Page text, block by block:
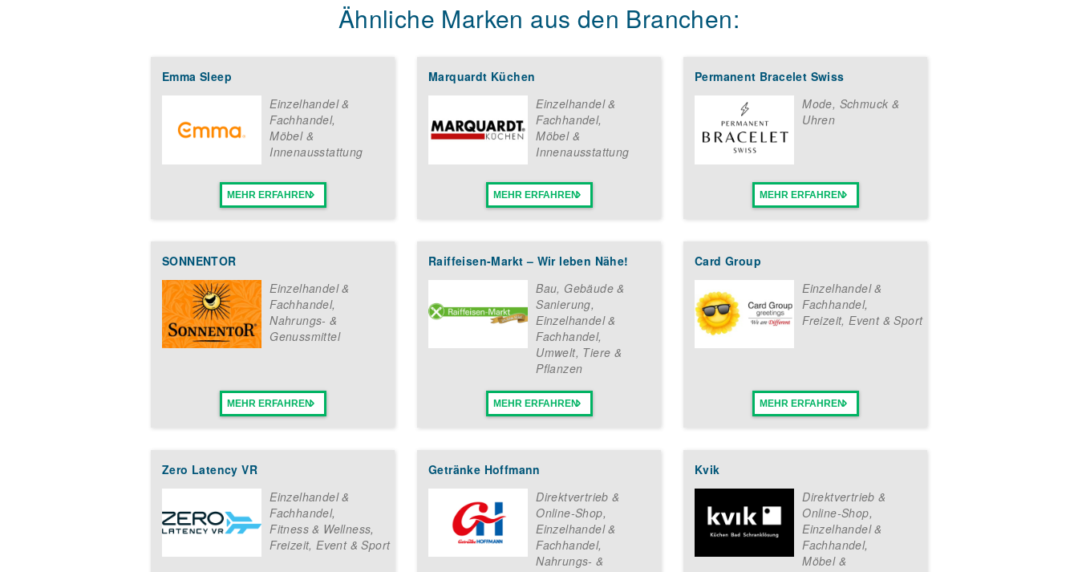
Ähnliche Marken aus den Branchen:
Emma Sleep
Einzelhandel &
Fachhandel,
Möbel &
Innenausstattung
MEHR ERFAHREN
Marquardt Küchen
Einzelhandel &
Fachhandel,
Möbel &
Innenausstattung
MEHR ERFAHREN
Permanent Bracelet Swiss
Mode, Schmuck &
Uhren
MEHR ERFAHREN
SONNENTOR
Einzelhandel &
Fachhandel,
Nahrungs- &
Genussmittel
MEHR ERFAHREN
Raiffeisen-Markt – Wir leben Nähe!
Bau, Gebäude &
Sanierung,
Einzelhandel &
Fachhandel,
Umwelt, Tiere &
Pflanzen
MEHR ERFAHREN
Card Group
Einzelhandel &
Fachhandel,
Freizeit, Event & Sport
MEHR ERFAHREN
Zero Latency VR
Einzelhandel &
Fachhandel,
Fitness & Wellness,
Freizeit, Event & Sport
Getränke Hoffmann
Direktvertrieb &
Online-Shop,
Einzelhandel &
Fachhandel,
Nahrungs- &
Kvik
Direktvertrieb &
Online-Shop,
Einzelhandel &
Fachhandel,
Möbel &